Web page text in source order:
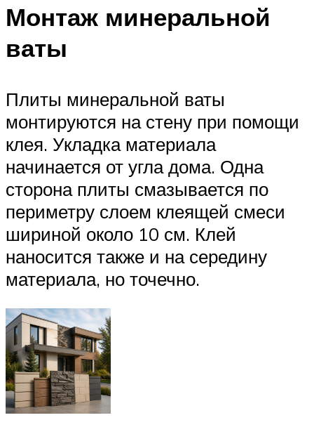
Монтаж минеральной
ваты
Плиты минеральной ваты
монтируются на стену при помощи
клея. Укладка материала
начинается от угла дома. Одна
сторона плиты смазывается по
периметру слоем клеящей смеси
шириной около 10 см. Клей
наносится также и на середину
материала, но точечно.